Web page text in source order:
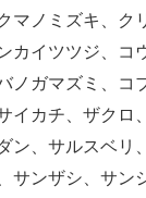
マノミズキ、ク
カイツツジ、コ
ノガマズミ、コ
イカチ、ザクロ
ン、サルスベリ
サンザシ、サン